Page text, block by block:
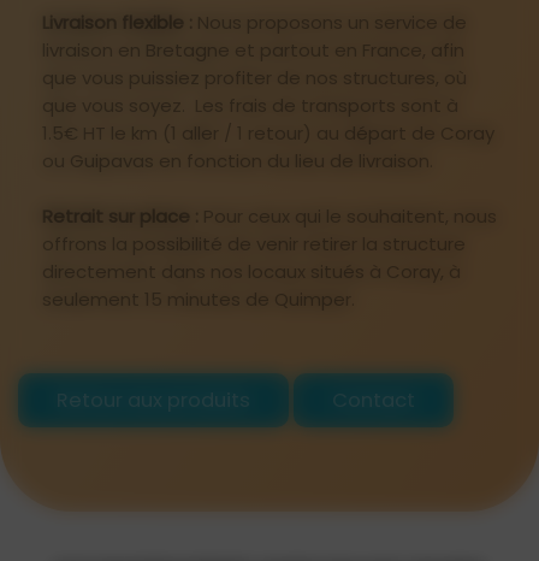
Livraison flexible : Nous proposons un service de
livraison en Bretagne et partout en France, afin
que vous puissiez profiter de nos structures, où
que vous soyez. Les frais de transports sont à
1.5€ HT le km (1 aller / 1 retour) au départ de Coray
ou Guipavas en fonction du lieu de livraison.
Retrait sur place : Pour ceux qui le souhaitent, nous
offrons la possibilité de venir retirer la structure
directement dans nos locaux situés à Coray, à
seulement 15 minutes de Quimper.
Retour aux produits